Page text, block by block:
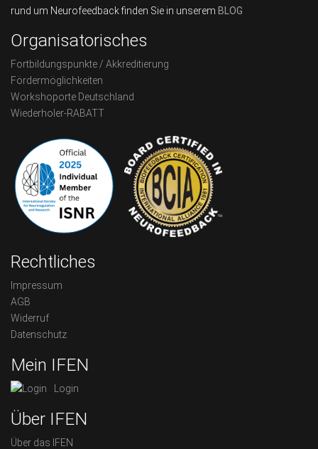
rund um Neurofeedback finden Sie in unserem BLOG
Organisatorisches
Fortbildungspunkte / Akkreditierung
Fördermöglichkeiten
Workshoporte Deutschland
Wiederholer-RABATT
Rechtliches
Impressum
AGB
Widerruf
Datenschutz
Mein IFEN
Login
Über IFEN
Über das IFEN